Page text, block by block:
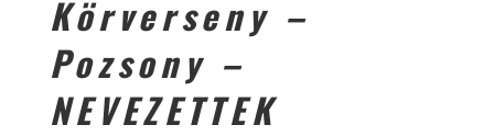
Körverseny –
Pozsony –
NEVEZETTEK